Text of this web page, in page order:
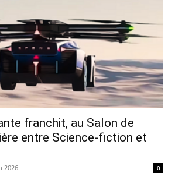
franchit, au Salon de
entre Science-fiction et
2026 0